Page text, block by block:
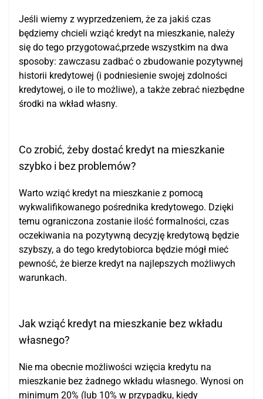
Jeśli wiemy z wyprzedzeniem, że za jakiś czas
będziemy chcieli wziąć kredyt na mieszkanie, należy
się do tego przygotować,przede wszystkim na dwa
sposoby: zawczasu zadbać o zbudowanie pozytywnej
historii kredytowej (i podniesienie swojej zdolności
kredytowej, o ile to możliwe), a także zebrać niezbędne
środki na wkład własny.
Co zrobić, żeby dostać kredyt na mieszkanie
szybko i bez problemów?
Warto wziąć kredyt na mieszkanie z pomocą
wykwalifikowanego pośrednika kredytowego. Dzięki
temu ograniczona zostanie ilość formalności, czas
oczekiwania na pozytywną decyzję kredytową będzie
szybszy, a do tego kredytobiorca będzie mógł mieć
pewność, że bierze kredyt na najlepszych możliwych
warunkach.
Jak wziąć kredyt na mieszkanie bez wkładu
własnego?
Nie ma obecnie możliwości wzięcia kredytu na
mieszkanie bez żadnego wkładu własnego. Wynosi on
minimum 20% (lub 10% w przypadku, kiedy